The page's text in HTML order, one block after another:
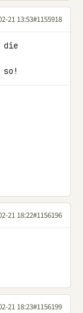
21 13:53#1155918
die
so!
21 18:22#1156196
21 18:23#1156199